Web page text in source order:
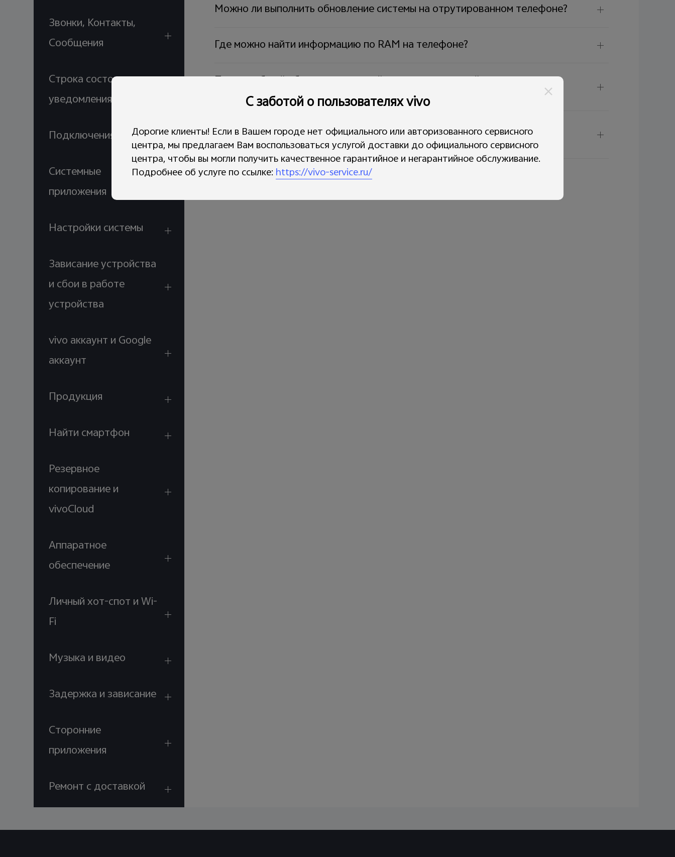
Звонки, Контакты,
Сообщения
Строка состояния и
уведомления
Подключения
Системные
приложения
Настройки системы
Зависание устройства
и сбои в работе
устройства
vivo аккаунт и Google
аккаунт
Продукция
Найти смартфон
Резервное
копирование и
vivoCloud
Аппаратное
обеспечение
Личный хот-спот и Wi-
Fi
Музыка и видео
Задержка и зависание
Сторонние
приложения
Ремонт с доставкой
Можно ли выполнить обновление системы на отрутированном телефоне?
Где можно найти информацию по RAM на телефоне?
Почему общий объем оперативной памяти приложений меньше, чем
используемая оперативная память?
Что делать, если на телефоне высвечивается уведомление, что
«Шифрование не удалось выполнить»?
С заботой о пользователях vivo
Дорогие клиенты! Если в Вашем городе нет официального или авторизованного сервисного
центра, мы предлагаем Вам воспользоваться услугой доставки до официального сервисного
центра, чтобы вы могли получить качественное гарантийное и негарантийное обслуживание.
Подробнее об услуге по ссылке: https://vivo-service.ru/